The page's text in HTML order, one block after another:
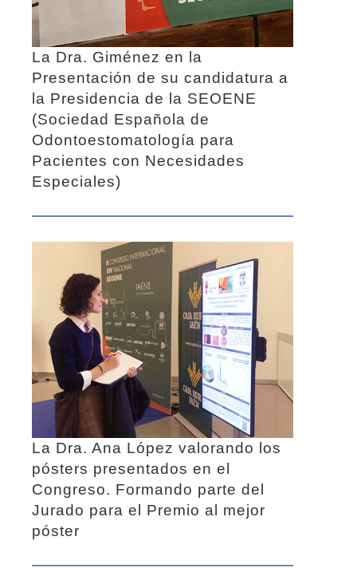
La Dra. Giménez en la
Presentación de su candidatura a
la Presidencia de la SEOENE
(Sociedad Española de
Odontoestomatología para
Pacientes con Necesidades
Especiales)
La Dra. Ana López valorando los
pósters presentados en el
Congreso. Formando parte del
Jurado para el Premio al mejor
póster